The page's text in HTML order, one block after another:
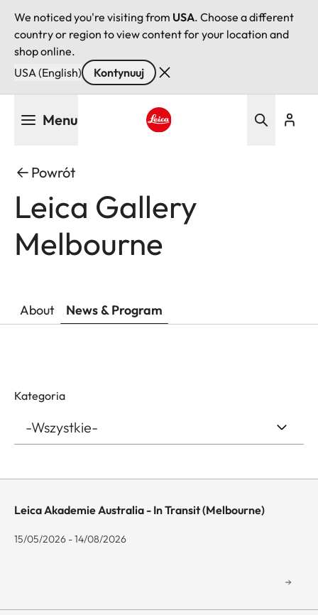
We noticed you're visiting from USA. Choose a different
country or region to view content for your location and
shop online.
USA (English)
Kontynuuj
Menu
Powrót
Leica Gallery
Melbourne
About News & Program
Kategoria
Leica Akademie Australia - In Transit (Melbourne)
15/05/2026 - 14/08/2026